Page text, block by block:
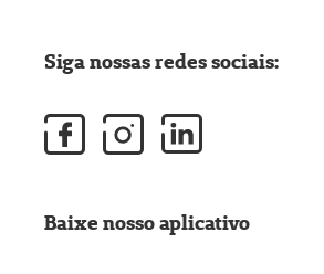
Siga nossas redes sociais:
Baixe nosso aplicativo